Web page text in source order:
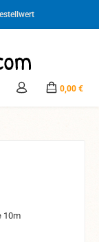
hast 0 Produkte auf
0,00 €